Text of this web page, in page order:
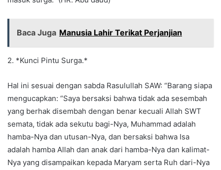
Baca Juga Manusia Lahir Terikat Perjanjian
2. *Kunci Pintu Surga.*
Hal ini sesuai dengan sabda Rasulullah SAW: “Barang siapa
mengucapkan: “Saya bersaksi bahwa tidak ada sesembah
yang berhak disembah dengan benar kecuali Allah SWT
semata, tidak ada sekutu bagi-Nya, Muhammad adalah
hamba-Nya dan utusan-Nya, dan bersaksi bahwa Isa
adalah hamba Allah dan anak dari hamba-Nya dan kalimat-
Nya yang disampaikan kepada Maryam serta Ruh dari-Nya